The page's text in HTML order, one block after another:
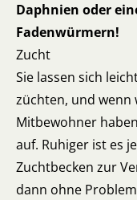
Daphnien oder
Fadenwürmern!
Zucht
Sie lassen sich
züchten, und wenn
Mitbewohner
auf. Ruhiger ist es
Zuchtbecken zur
dann ohne